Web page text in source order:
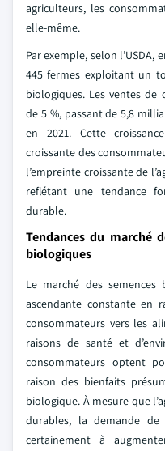
agriculteurs, les
elle-même.
Par exemple, selon l’USDA,
445 fermes exploitant un
biologiques. Les ventes
de 5 %, passant de 5,8
en 2021. Cette
croissante des
l’empreinte croissante de
reflétant une tendance
durable.
Tendances du marché
biologiques
Le marché des
ascendante constante en
consommateurs vers les
raisons de santé et
consommateurs optent
raison des bienfaits
biologique. À mesure que
durables, la demande de
certainement à